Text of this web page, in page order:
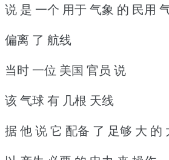
说 是 一个 用于 气象 的 民用
偏离 了 航线
当时 一位 美国 官员 说
该 气球 有 几根 天线
据 他 说 它 配备 了 足够 大 的